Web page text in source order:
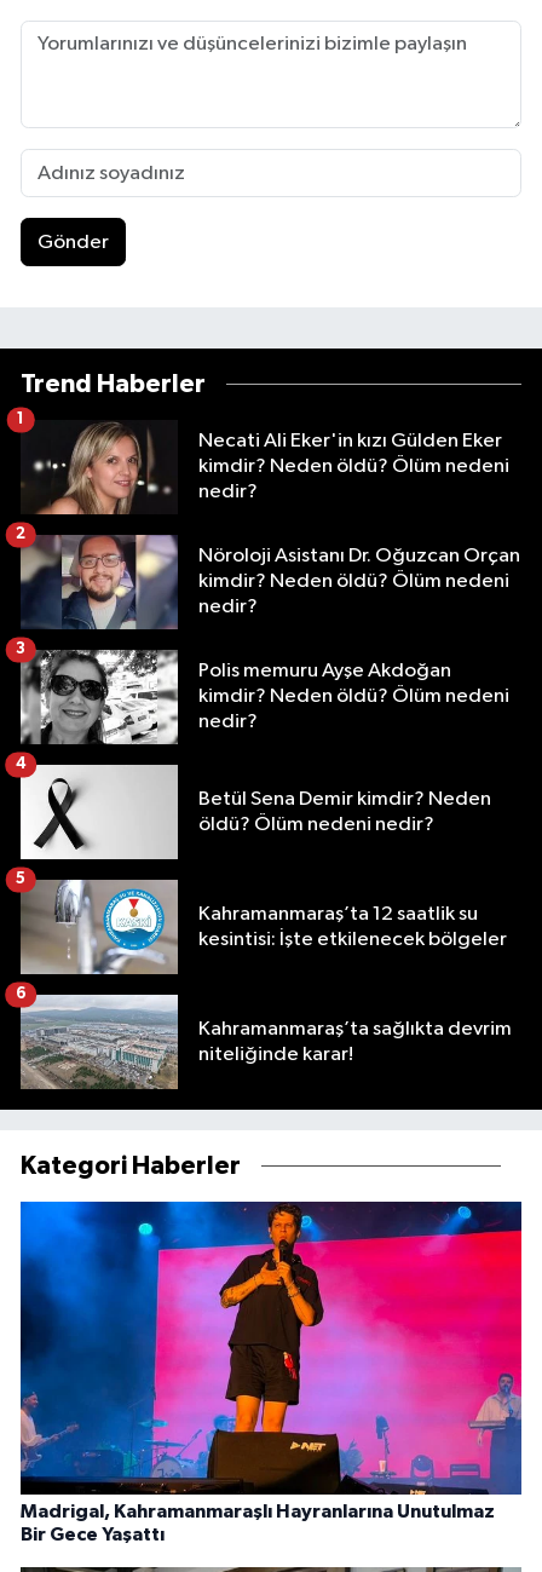
Gönder
Trend Haberler
Necati Ali Eker'in kızı Gülden Eker
kimdir? Neden öldü? Ölüm nedeni
nedir?
1
Nöroloji Asistanı Dr. Oğuzcan Orçan
kimdir? Neden öldü? Ölüm nedeni
nedir?
2
Polis memuru Ayşe Akdoğan
kimdir? Neden öldü? Ölüm nedeni
nedir?
3
Betül Sena Demir kimdir? Neden
öldü? Ölüm nedeni nedir?
4
Kahramanmaraş’ta 12 saatlik su
kesintisi: İşte etkilenecek bölgeler
5
Kahramanmaraş’ta sağlıkta devrim
niteliğinde karar!
6
Kategori Haberler
Madrigal, Kahramanmaraşlı Hayranlarına Unutulmaz
Bir Gece Yaşattı